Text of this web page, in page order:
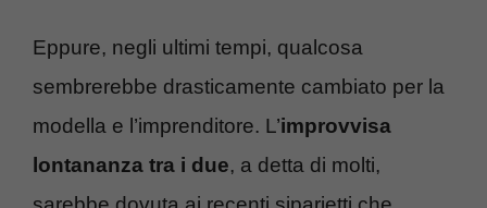
Eppure, negli ultimi tempi, qualcosa
sembrerebbe drasticamente cambiato per la
modella e l’imprenditore. L’improvvisa
lontananza tra i due, a detta di molti,